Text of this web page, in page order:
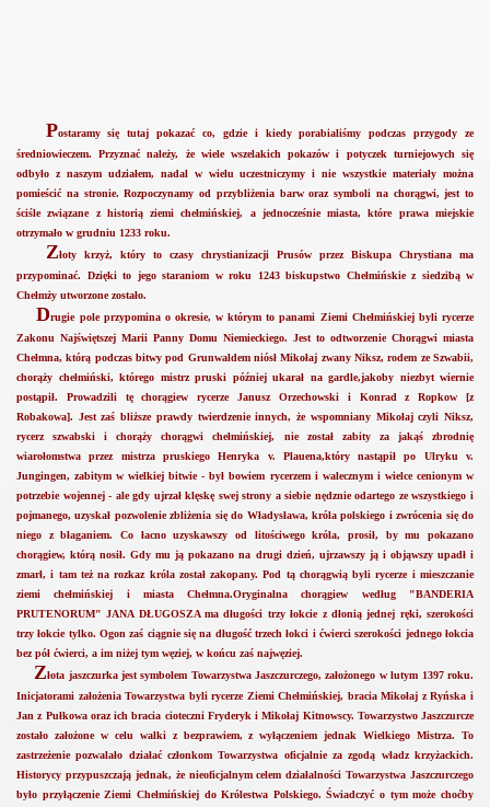
Postaramy się tutaj pokazać co, gdzie i kiedy porabialiśmy podczas przygody ze
średniowieczem. Przyznać należy, że wiele wszelakich pokazów i potyczek turniejowych się
odbyło z naszym udziałem, nadal w wielu uczestniczymy i nie wszystkie materiały można
pomieścić na stronie. Rozpoczynamy od przybliżenia barw oraz symboli na chorągwi, jest to
ściśle związane z historią ziemi chełmińskiej, a jednocześnie miasta, które prawa miejskie
otrzymało w grudniu 1233 roku.
Złoty krzyż, który to czasy chrystianizacji Prusów przez Biskupa Chrystiana ma
przypominać. Dzięki to jego staraniom w roku 1243 biskupstwo Chełmińskie z siedzibą w
Chełmży utworzone zostało.
Drugie pole przypomina o okresie, w którym to panami Ziemi Chełmińskiej bylirycerze
Zakonu Najświętszej Marii Panny Domu Niemieckiego. Jest to odtworzenie Chorągwi miasta
Chełmna, którą podczas bitwy pod Grunwaldem niósł Mikołaj zwany Niksz, rodem ze Szwabii,
chorąży chełmiński, którego mistrz pruski później ukarał na gardle,jakoby niezbyt wiernie
postąpił. Prowadzili tę chorągiew rycerze Janusz Orzechowski i Konrad z Ropkow [z
Robakowa]. Jest zaś bliższe prawdy twierdzenie innych, że wspomniany Mikołaj czyli Niksz,
rycerz szwabski i chorąży chorągwi chełmińskiej, nie został zabity za jakąś zbrodnię
wiarołomstwa przez mistrza pruskiego Henryka v. Plauena,który nastąpił po Ulryku v.
Jungingen, zabitym w wielkiej bitwie - był bowiem rycerzem i walecznym i wielce cenionym w
potrzebie wojennej - ale gdy ujrzał klęskę swej strony a siebie nędznie odartego ze wszystkiego i
pojmanego, uzyskał pozwolenie zbliżenia się do Władysława, króla polskiego i zwrócenia się do
niego z błaganiem. Co łacno uzyskawszy od litościwego króla, prosił, by mu pokazano
chorągiew, którą nosił. Gdy mu ją pokazano na drugi dzień, ujrzawszy ją i objąwszy upadł i
zmarł, i tam też na rozkaz króla został zakopany. Pod tą chorągwią byli rycerze i mieszczanie
ziemi chełmińskiej i miasta Chełmna.Oryginalna chorągiew według "BANDERIA
PRUTENORUM" JANA DŁUGOSZA ma długości trzy łokcie z dłonią jednej ręki, szerokości
trzy łokcie tylko. Ogon zaś ciągnie się na długość trzech łokci i ćwierci szerokości jednego łokcia
bez pół ćwierci, a im niżej tym węziej, w końcu zaś najwęziej.
Złota jaszczurka jest symbolem Towarzystwa Jaszczurczego, założonego w lutym 1397 roku.
Inicjatorami założenia Towarzystwa byli rycerze Ziemi Chełmińskiej, bracia Mikołaj z Ryńska i
Jan z Pułkowa oraz ich bracia cioteczni Fryderyk i Mikołaj Kitnowscy. Towarzystwo Jaszczurcze
zostało założone w celu walki z bezprawiem, z wyłączeniem jednak Wielkiego Mistrza. To
zastrzeżenie pozwalało działać członkom Towarzystwa oficjalnie za zgodą władz krzyżackich.
Historycy przypuszczają jednak, że nieoficjalnym celem działalności Towarzystwa Jaszczurczego
było przyłączenie Ziemi Chełmińskiej do Królestwa Polskiego. Świadczyć o tym może choćby
NA ZDJĘCIACH...